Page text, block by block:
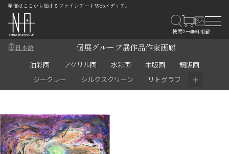
発信はここから始まるファインアートWebメディア。
日本語 個展グループ展作品作家画廊
油彩画 アクリル画 水彩画 木版画
銅版画
ジークレー
シルクスクリーン リトグラフ ＋